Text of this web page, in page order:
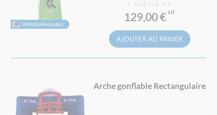
À PARTIR DE
129,00 €
AJOUTER AU PANIER
Arche gonflable Rectangulaire